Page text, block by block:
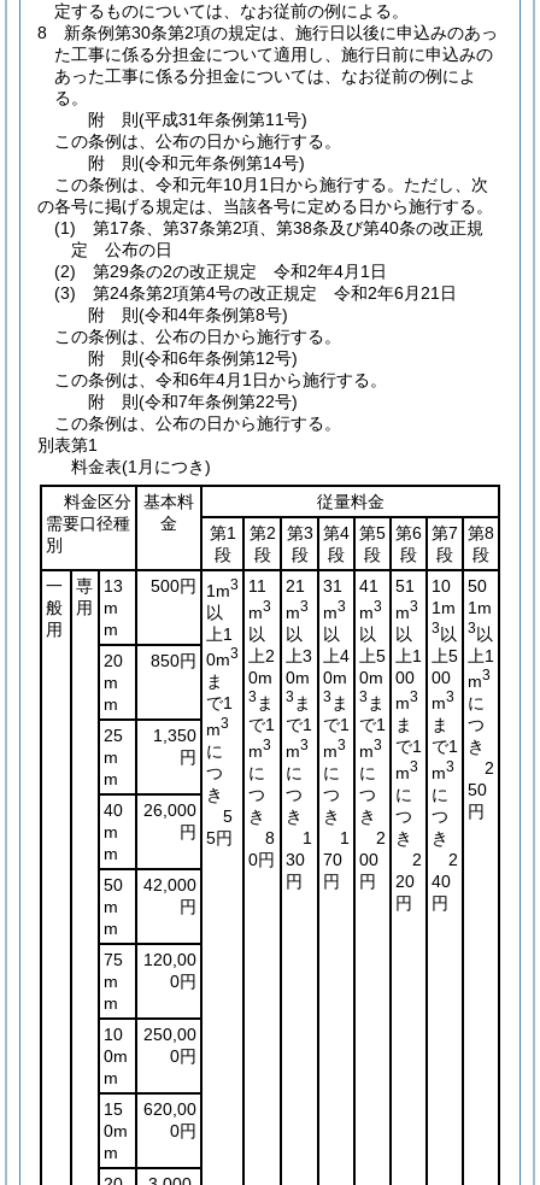
定するものについては、なお従前の例による。
8
新条例第30条第2項の規定は、施行日以後に申込みのあっ
た工事に係る分担金について適用し、施行日前に申込みの
あった工事に係る分担金については、なお従前の例によ
る。
附 則(平成31年条例第11号)
この条例は、公布の日から施行する。
附 則(令和元年条例第14号)
この条例は、令和元年10月1日から施行する。 ただし、次
の各号に掲げる規定は、当該各号に定める日から施行する。
(1)
第17条、第37条第2項、第38条及び第40条の改正規
定 公布の日
(2)
第29条の2の改正規定 令和2年4月1日
(3)
第24条第2項第4号の改正規定 令和2年6月21日
附 則(令和4年条例第8号)
この条例は、公布の日から施行する。
附 則(令和6年条例第12号)
この条例は、令和6年4月1日から施行する。
附 則(令和7年条例第22号)
この条例は、公布の日から施行する。
別表第1
料金表(1月につき)
料金区分
需要口径種
別
基本料
金
従量料金
第1
段
第2
段
第3
段
第4
段
第5
段
第6
段
第7
段
第8
段
一
般
用
専
用
13
m
m
500円 1m3
以
上1
0m3
ま
で1
m3
に
つ
き
5
5円
11
m3
以
上2
0m
3ま
で1
m3
に
つ
き
8
0円
21
m3
以
上3
0m
3ま
で1
m3
に
つ
き
1
30
円
31
m3
以
上4
0m
3ま
で1
m3
に
つ
き
1
70
円
41
m3
以
上5
0m
3ま
で1
m3
に
つ
き
2
00
円
51
m3
以
上1
00
m3
ま
で1
m3
に
つ
き
2
20
円
10
1m
3以
上5
00
m3
ま
で1
m3
に
つ
き
2
40
円
50
1m
3以
上1
m3
に
つ
き
2
50
円
20
m
m
850円
25
m
m
1,350
円
40
m
m
26,000
円
50
m
m
42,000
円
75
m
m
120,00
0円
10
0m
m
250,00
0円
15
0m
m
620,00
0円